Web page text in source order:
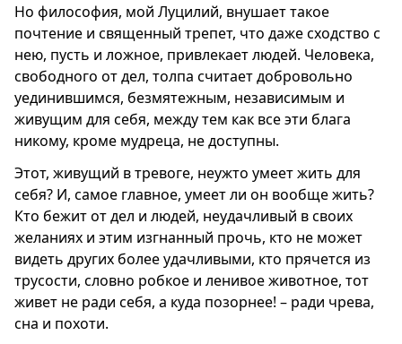
Но философия, мой Луцилий, внушает такое
почтение и священный трепет, что даже сходство с
нею, пусть и ложное, привлекает людей. Человека,
свободного от дел, толпа считает добровольно
уединившимся, безмятежным, независимым и
живущим для себя, между тем как все эти блага
никому, кроме мудреца, не доступны.
Этот, живущий в тревоге, неужто умеет жить для
себя? И, самое главное, умеет ли он вообще жить?
Кто бежит от дел и людей, неудачливый в своих
желаниях и этим изгнанный прочь, кто не может
видеть других более удачливыми, кто прячется из
трусости, словно робкое и ленивое животное, тот
живет не ради себя, а куда позорнее! – ради чрева,
сна и похоти.